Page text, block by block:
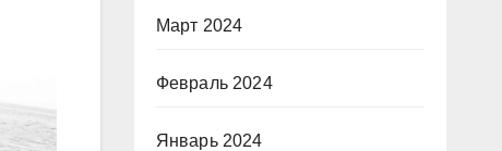
Март 2024
Февраль 2024
Январь 2024